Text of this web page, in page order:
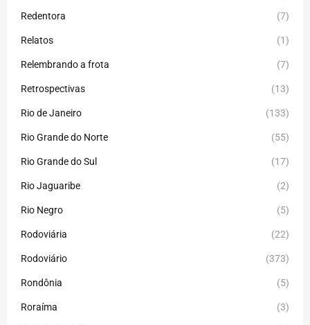
Redentora (7)
Relatos (1)
Relembrando a frota (7)
Retrospectivas (13)
Rio de Janeiro (133)
Rio Grande do Norte (55)
Rio Grande do Sul (17)
Rio Jaguaribe (2)
Rio Negro (5)
Rodoviária (22)
Rodoviário (373)
Rondônia (5)
Roraíma (3)